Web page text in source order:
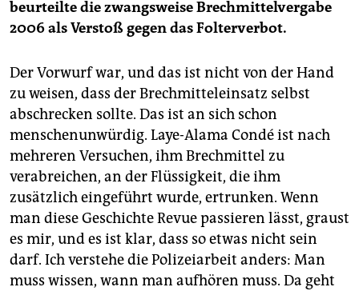
beurteilte die zwangsweise Brechmittelvergabe
2006 als Verstoß gegen das Folterverbot.
Der Vorwurf war, und das ist nicht von der Hand
zu weisen, dass der Brechmitteleinsatz selbst
abschrecken sollte. Das ist an sich schon
menschenunwürdig. Laye-Alama Condé ist nach
mehreren Versuchen, ihm Brechmittel zu
verabreichen, an der Flüssigkeit, die ihm
zusätzlich eingeführt wurde, ertrunken. Wenn
man diese Geschichte Revue passieren lässt, graust
es mir, und es ist klar, dass so etwas nicht sein
darf. Ich verstehe die Polizeiarbeit anders: Man
muss wissen, wann man aufhören muss. Da geht